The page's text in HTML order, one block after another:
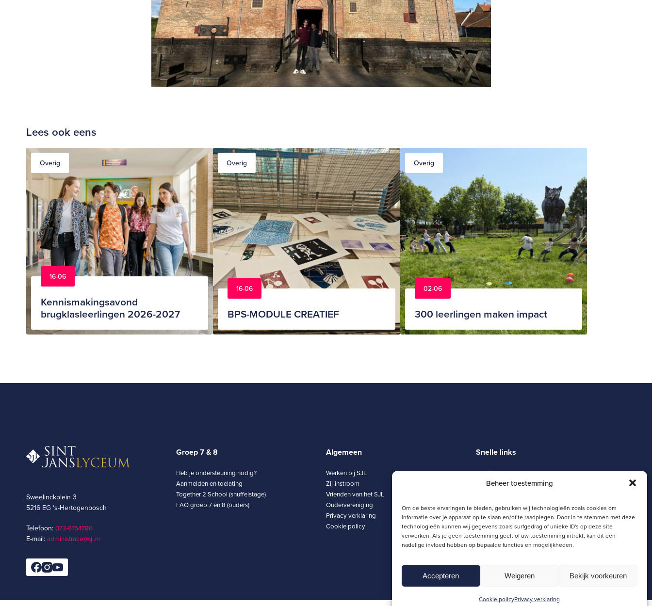
Beheer toestemming
Om de beste ervaringen te bieden, gebruiken wij technologieën zoals cookies om
informatie over je apparaat op te slaan en/of te raadplegen. Door in te stemmen met deze
technologieën kunnen wij gegevens zoals surfgedrag of unieke ID's op deze site
verwerken. Als je geen toestemming geeft of uw toestemming intrekt, kan dit een
nadelige invloed hebben op bepaalde functies en mogelijkheden.
Accepteren Weigeren Bekijk voorkeuren
Cookie policyPrivacy verklaring
Lees ook eens
Overig
16-06
Kennismakingsavond
brugklasleerlingen 2026-2027
Overig
16-06
BPS-MODULE CREATIEF
Overig
02-06
300 leerlingen maken impact
Sweelinckplein 3
5216 EG ‘s-Hertogenbosch
Telefoon: 073-6154780­
E-mail: administratie@sjl.nl
Groep 7 & 8
Heb je ondersteuning nodig?
Aanmelden en toelating
Together 2 School (snuffelstage)
FAQ groep 7 en 8 (ouders)
Algemeen
Werken bij SJL
Zij-instroom
Vrienden van het SJL
Oudervereniging
Privacy verklaring
Cookie policy
Snelle links
Magister
Moodle
SJL Portaal
Schoolgids